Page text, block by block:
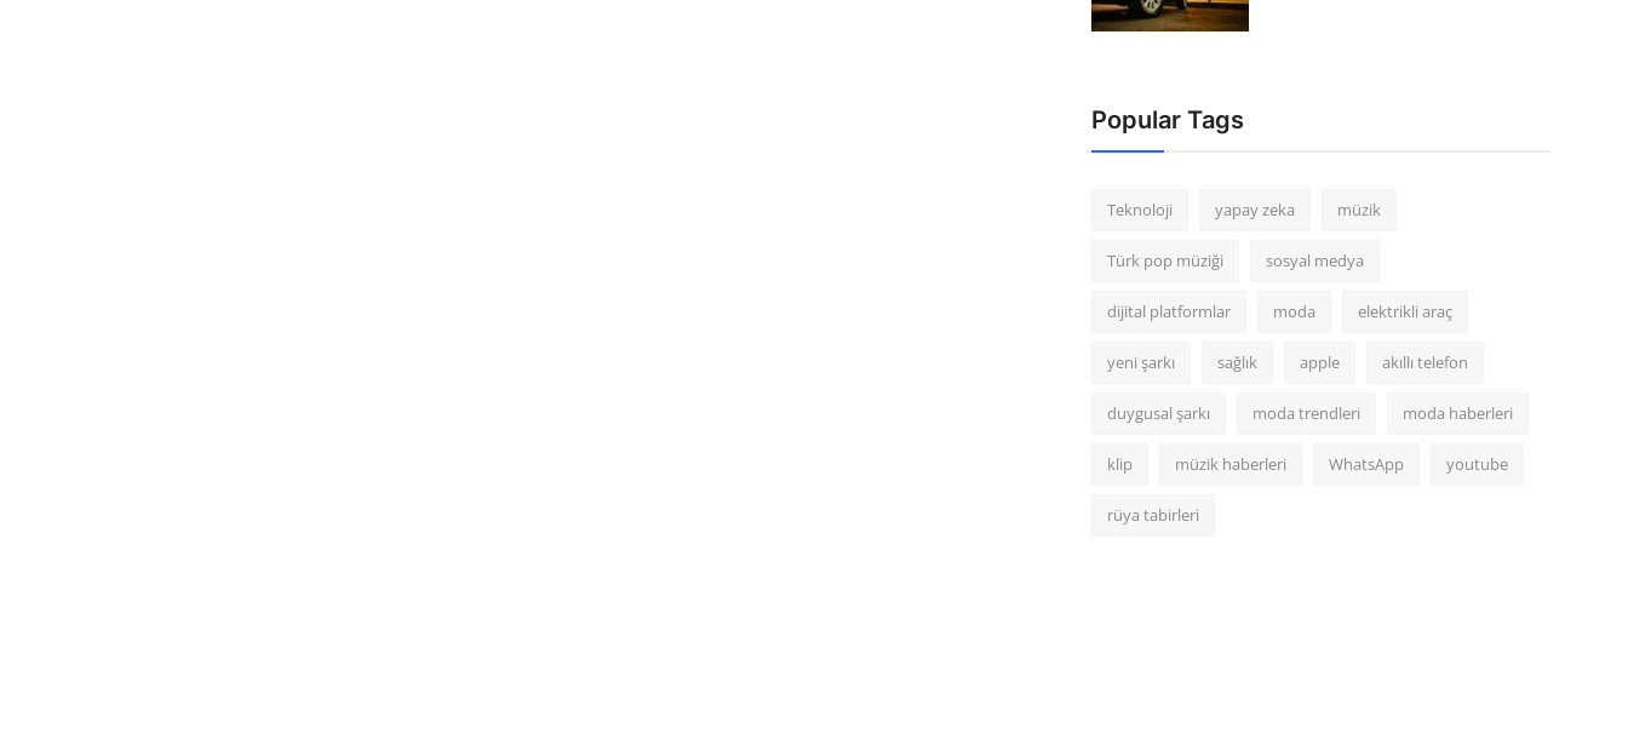
Popular Tags
Teknoloji yapay zeka müzik
Türk pop müziği sosyal medya
dijital platformlar moda elektrikli araç
yeni şarkı sağlık apple akıllı telefon
duygusal şarkı moda trendleri moda haberleri
klip müzik haberleri WhatsApp youtube
rüya tabirleri